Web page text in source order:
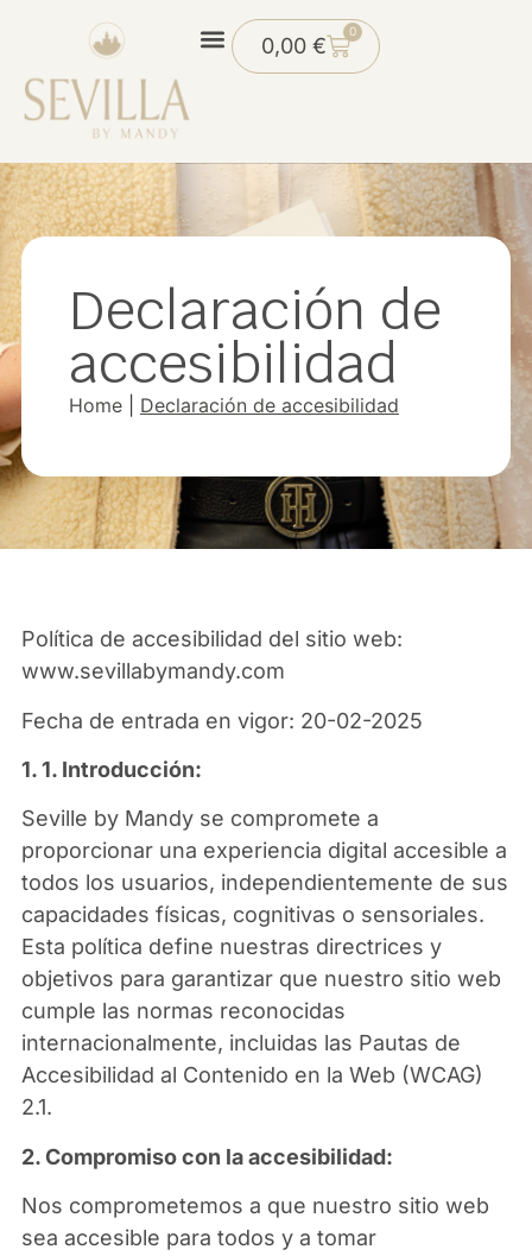
0,00€
0
Declaración de
accesibilidad
Home| Declaración de accesibilidad
Política de accesibilidad del sitio web:
www.sevillabymandy.com
Fecha de entrada en vigor: 20-02-2025
1. 1. Introducción:
Seville by Mandy se compromete a
proporcionar una experiencia digital accesible a
todos los usuarios, independientemente de sus
capacidades físicas, cognitivas o sensoriales.
Esta política define nuestras directrices y
objetivos para garantizar que nuestro sitio web
cumple las normas reconocidas
internacionalmente, incluidas las Pautas de
Accesibilidad al Contenido en la Web (WCAG)
2.1.
2. Compromiso con la accesibilidad:
Nos comprometemos a que nuestro sitio web
sea accesible para todos y a tomar